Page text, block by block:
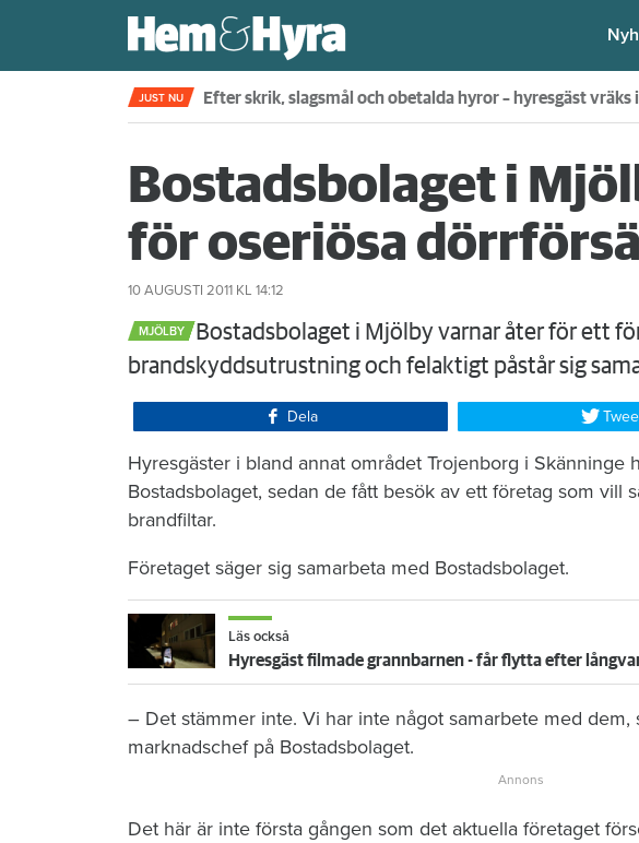
JUST NU Fjärde året i rad – nu sätter skiljemän hyran för 172 000
Bostadsbolaget i
för oseriösa
10 AUGUSTI 2011 KL 14:12
MJÖLBY
​Bostadsbolaget i Mjölby varnar åter för ett
brandskyddsutrustning och felaktigt påstår sig
Dela
​Hyresgäster i bland annat området Trojenborg i Skänninge
Bostadsbolaget, sedan de fått besök av ett företag som vill
brandfiltar.
Företaget säger sig samarbeta med Bostadsbolaget.
Läs också
Hyresgäst filmade grannbarnen - får flytta efter
– Det stämmer inte. Vi har inte något samarbete med dem,
marknadschef på Bostadsbolaget.
Det här är inte första gången som det aktuella företaget